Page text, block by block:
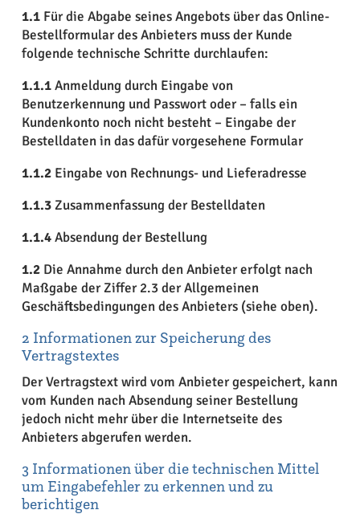
1.1Für die Abgabe seines Angebots über das Online-
Bestellformular des Anbieters muss der Kunde
folgende technische Schritte durchlaufen:
1.1.1Anmeldung durch Eingabe von
Benutzerkennung und Passwort oder – falls ein
Kundenkonto noch nicht besteht – Eingabe der
Bestelldaten in das dafür vorgesehene Formular
1.1.2Eingabe von Rechnungs- und Lieferadresse
1.1.3Zusammenfassung der Bestelldaten
1.1.4Absendung der Bestellung
1.2Die Annahme durch den Anbieter erfolgt nach
Maßgabe der Ziffer 2.3 der Allgemeinen
Geschäftsbedingungen des Anbieters (siehe oben).
2 Informationen zur Speicherung des
Vertragstextes
Der Vertragstext wird vom Anbieter gespeichert, kann
vom Kunden nach Absendung seiner Bestellung
jedoch nicht mehr über die Internetseite des
Anbieters abgerufen werden.
3 Informationen über die technischen Mittel
um Eingabefehler zu erkennen und zu
berichtigen